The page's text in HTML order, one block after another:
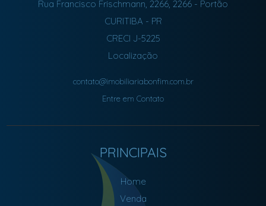
Rua Francisco Frischmann, 2266, 2266 - Portão
CURITIBA - PR
CRECI J-5225
Localização
contato@imobiliariabonfim.com.br
Entre em Contato
PRINCIPAIS
Home
Venda